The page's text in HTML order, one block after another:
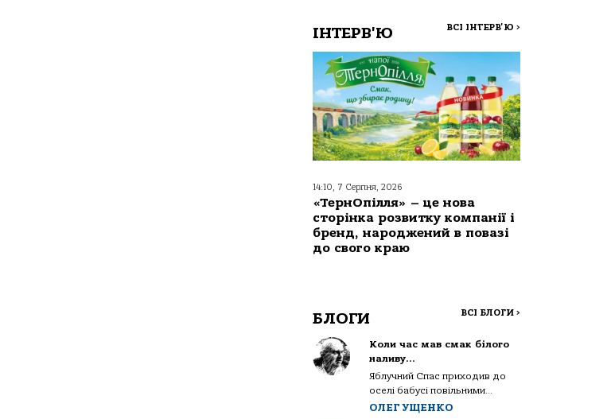
ІНТЕРВ'Ю ВСІ ІНТЕРВ'Ю >
14:10, 7 Серпня, 2026
«ТернОпілля» – це нова
сторінка розвитку компанії і
бренд, народжений в повазі
до свого краю
БЛОГИ ВСІ БЛОГИ >
Коли час мав смак білого
наливу…
Яблучний Спас приходив до
оселі бабусі повільними...
ОЛЕГ УЩЕНКО